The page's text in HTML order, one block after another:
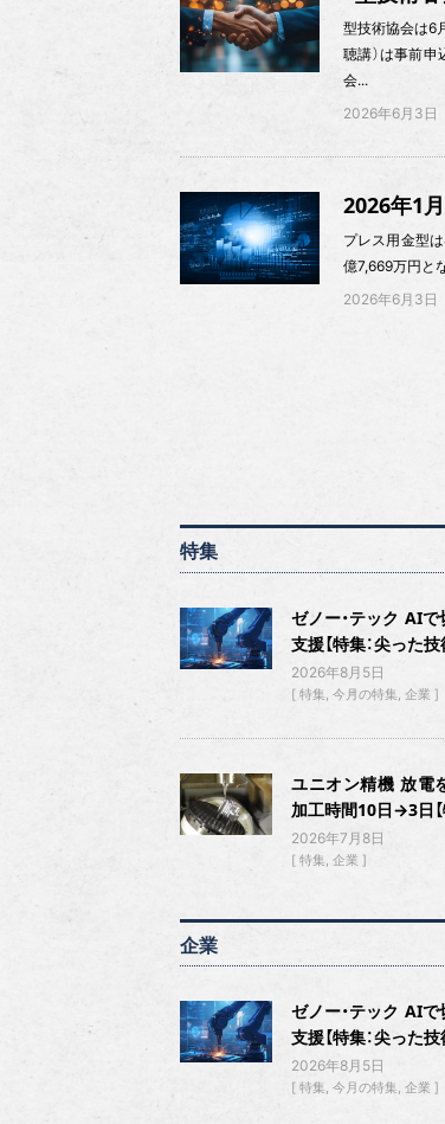
型技術協会は6
聴講）は事前
会...
2026年6月3日
2026年1
プレス用金型
億7,669万円と
2026年6月3日
特集
ゼノー・テック AI
支援【特集：尖った
2026年8月5日
特集 今月の特集 企業
ユニオン精機 放電
加工時間10日→3日【
2026年7月8日
特集 企業
企業
ゼノー・テック AI
支援【特集：尖った
2026年8月5日
特集 今月の特集 企業